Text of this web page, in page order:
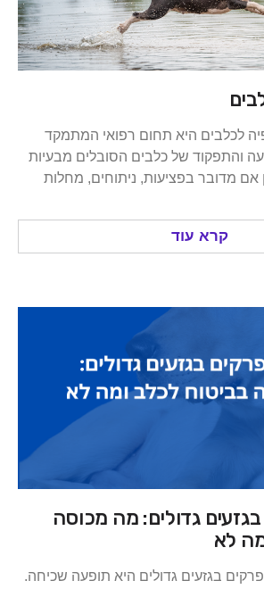
היא תחום רפואי המתמקד
של כלבים הסובלים מבעיות
בפציעות, ניתוחים, מחלות
עוד
גדולים: מה מכוסה
גדולים היא תופעה שכיחה.